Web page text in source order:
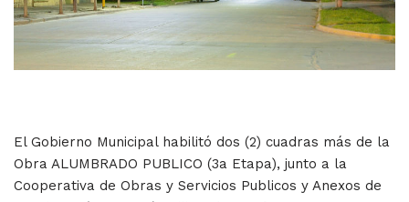
El Gobierno Municipal habilitó dos (2) cuadras más de la
Obra ALUMBRADO PUBLICO (3a Etapa), junto a la
Cooperativa de Obras y Servicios Publicos y Anexos de